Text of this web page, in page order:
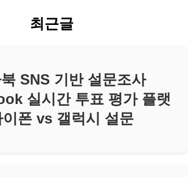
최근글
SNS 기반 설문조사
실시간 투표 평가 플랫
이폰 vs 갤럭시 설문